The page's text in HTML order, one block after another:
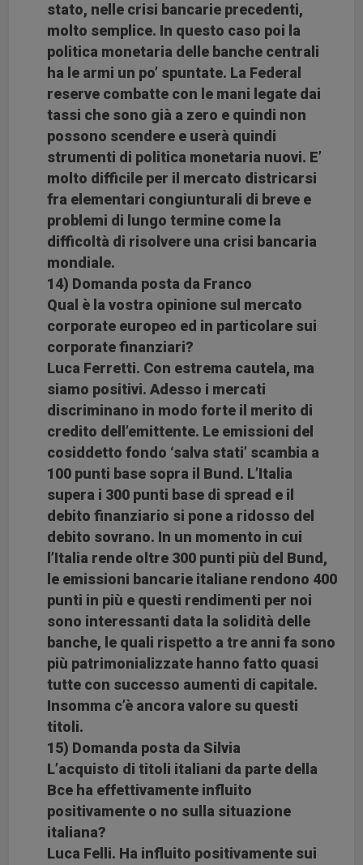
stato, nelle crisi bancarie precedenti,
molto semplice. In questo caso poi la
politica monetaria delle banche centrali
ha le armi un po’ spuntate. La Federal
reserve combatte con le mani legate dai
tassi che sono già a zero e quindi non
possono scendere e userà quindi
strumenti di politica monetaria nuovi. E’
molto difficile per il mercato districarsi
fra elementari congiunturali di breve e
problemi di lungo termine come la
difficoltà di risolvere una crisi bancaria
mondiale.
14) Domanda posta da Franco
Qual è la vostra opinione sul mercato
corporate europeo ed in particolare sui
corporate finanziari?
Luca Ferretti. Con estrema cautela, ma
siamo positivi. Adesso i mercati
discriminano in modo forte il merito di
credito dell’emittente. Le emissioni del
cosiddetto fondo ‘salva stati’ scambia a
100 punti base sopra il Bund. L’Italia
supera i 300 punti base di spread e il
debito finanziario si pone a ridosso del
debito sovrano. In un momento in cui
l’Italia rende oltre 300 punti più del Bund,
le emissioni bancarie italiane rendono 400
punti in più e questi rendimenti per noi
sono interessanti data la solidità delle
banche, le quali rispetto a tre anni fa sono
più patrimonializzate hanno fatto quasi
tutte con successo aumenti di capitale.
Insomma c’è ancora valore su questi
titoli.
15) Domanda posta da Silvia
L’acquisto di titoli italiani da parte della
Bce ha effettivamente influito
positivamente o no sulla situazione
italiana?
Luca Felli. Ha influito positivamente sui